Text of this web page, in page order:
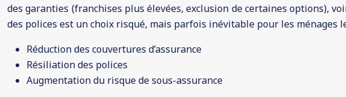
des garanties (franchises plus élevées, exclusion de certaines options),
des polices est un choix risqué, mais parfois inévitable pour les ménages
Réduction des couvertures d’assurance
Résiliation des polices
Augmentation du risque de sous-assurance